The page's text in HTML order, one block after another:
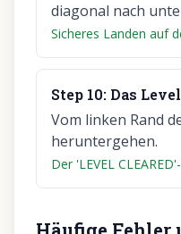
diagonal nach
Sicheres Landen auf
Step 10: Das
Vom linken Rand
heruntergehen.
Der 'LEVEL